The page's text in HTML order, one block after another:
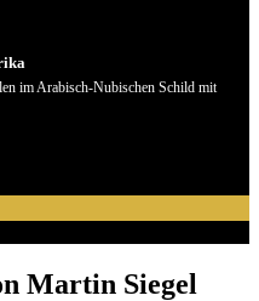
im Arabisch-Nubischen Schild mit
Martin Siegel